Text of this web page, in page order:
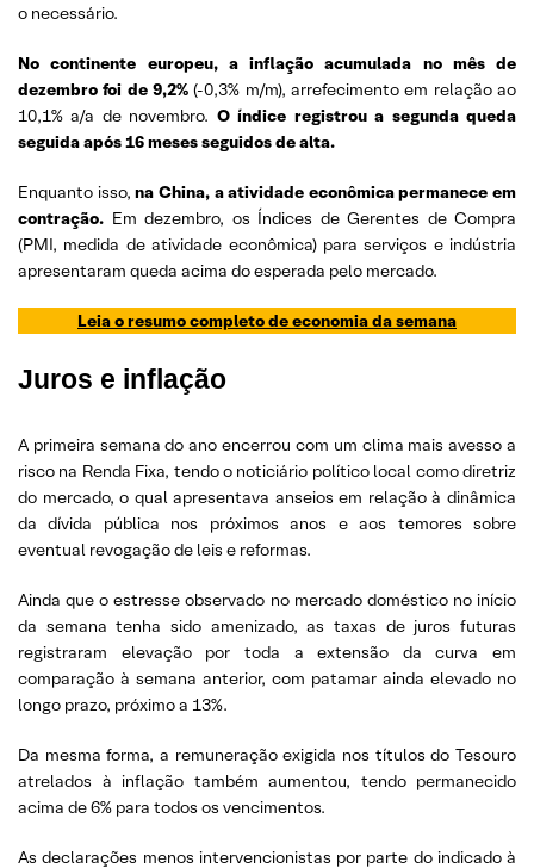
o necessário.
No continente europeu, a inflação acumulada no mês de
dezembro foi de 9,2% (-0,3% m/m), arrefecimento em relação ao
10,1% a/a de novembro. O índice registrou a segunda queda
seguida após 16 meses seguidos de alta.
Enquanto isso,na China, a atividade econômica permanece em
contração. Em dezembro, os Índices de Gerentes de Compra
(PMI, medida de atividade econômica) para serviços e indústria
apresentaram queda acima do esperada pelo mercado.
Leia o resumo completo de economia da semana
Juros e inflação
A primeira semana do ano encerrou com um clima mais avesso a
risco na Renda Fixa, tendo o noticiário político local como diretriz
do mercado, o qual apresentava anseios em relação à dinâmica
da dívida pública nos próximos anos e aos temores sobre
eventual revogação de leis e reformas.
Ainda que o estresse observado no mercado doméstico no início
da semana tenha sido amenizado, as taxas de juros futuras
registraram elevação por toda a extensão da curva em
comparação à semana anterior, com patamar ainda elevado no
longo prazo, próximo a 13%.
Da mesma forma, a remuneração exigida nos títulos do Tesouro
atrelados à inflação também aumentou, tendo permanecido
acima de 6% para todos os vencimentos.
As declarações menos intervencionistas por parte do indicado à